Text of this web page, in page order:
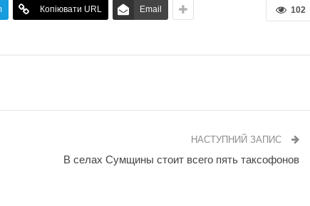
102
Копіювати URL Email
НАСТУПНИЙ ЗАПИС
В селах Сумщины стоит всего пять таксофонов